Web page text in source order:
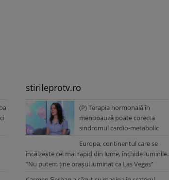
stirileprotv.ro
(P) Terapia hormonală în
menopauză poate corecta
sindromul cardio-metabolic
Europa, continentul care se
încălzește cel mai rapid din lume, închide luminile.
”Nu putem ține orașul luminat ca Las Vegas”